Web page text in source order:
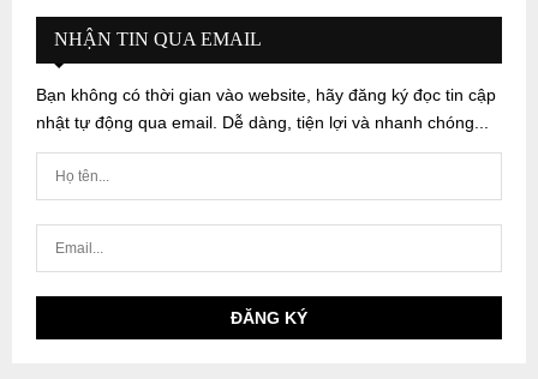
NHẬN TIN QUA EMAIL
Bạn không có thời gian vào website, hãy đăng ký đọc tin cập
nhật tự động qua email. Dễ dàng, tiện lợi và nhanh chóng...